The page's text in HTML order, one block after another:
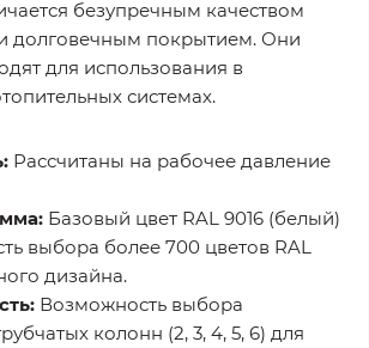
безупречным качеством
долговечным покрытием. Они
для использования в
системах.
Рассчитаны на рабочее давление
Базовый цвет RAL 9016 (белый)
выбора более 700 цветов RAL
дизайна.
Возможность выбора
колонн (2, 3, 4, 5, 6) для